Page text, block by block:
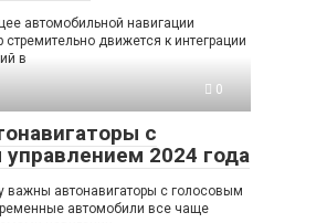
автомобильной навигации
движется к интеграции
в
0
с
2024 года
важны автонавигаторы с голосовым
автомобили все чаще